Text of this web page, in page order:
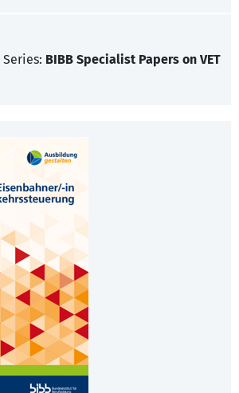
Series: BIBB Specialist Papers on VET